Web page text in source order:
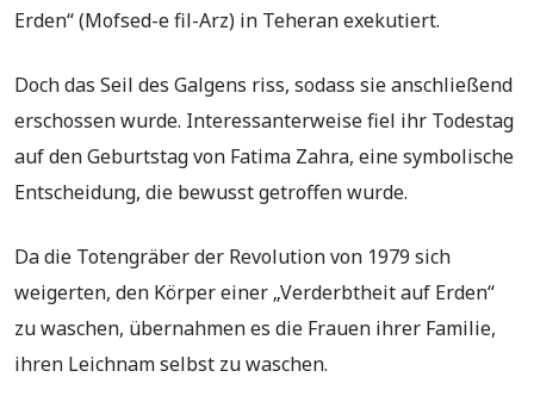
Erden“ (Mofsed-e fil-Arz) in Teheran exekutiert.
Doch das Seil des Galgens riss, sodass sie anschließend
erschossen wurde. Interessanterweise fiel ihr Todestag
auf den Geburtstag von Fatima Zahra, eine symbolische
Entscheidung, die bewusst getroffen wurde.
Da die Totengräber der Revolution von 1979 sich
weigerten, den Körper einer „Verderbtheit auf Erden“
zu waschen, übernahmen es die Frauen ihrer Familie,
ihren Leichnam selbst zu waschen.